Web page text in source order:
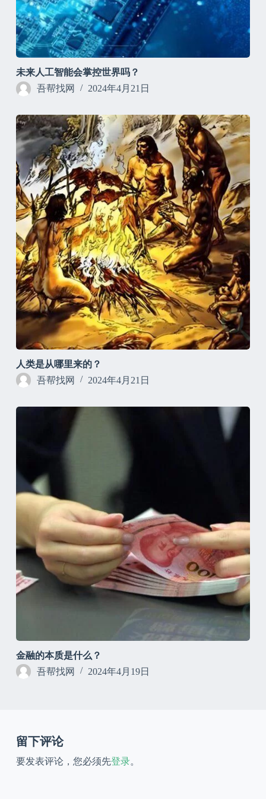
未来人工智能会掌控世界吗？
吾帮找网
2024年4月21日
人类是从哪里来的？
吾帮找网
2024年4月21日
金融的本质是什么？
吾帮找网
2024年4月19日
留下评论
要发表评论，您必须先登录。